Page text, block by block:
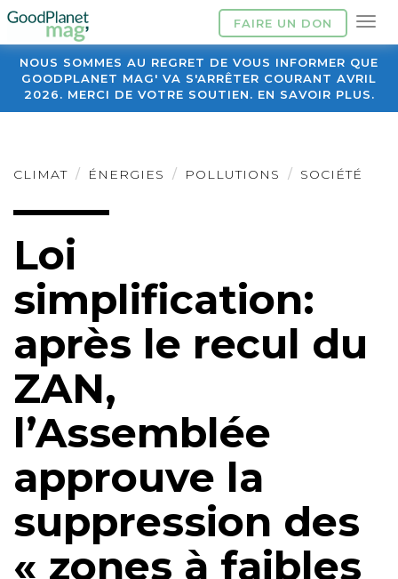
FAIRE UN DON
NOUS SOMMES AU REGRET DE VOUS INFORMER QUE
GOODPLANET MAG' VA S'ARRÊTER COURANT AVRIL
2026. MERCI DE VOTRE SOUTIEN. EN SAVOIR PLUS.
CLIMAT ÉNERGIES POLLUTIONS SOCIÉTÉ
Loi
simplification:
après le recul du
ZAN,
l’Assemblée
approuve la
suppression des
« zones à faibles